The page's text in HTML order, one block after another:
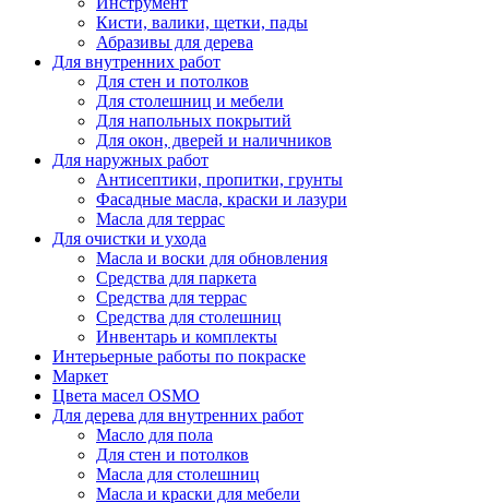
Кисти, валики, щетки, пады
Абразивы для дерева
Для внутренних работ
Для стен и потолков
Для столешниц и мебели
Для напольных покрытий
Для окон, дверей и наличников
Для наружных работ
Антисептики, пропитки, грунты
Фасадные масла, краски и лазури
Масла для террас
Для очистки и ухода
Масла и воски для обновления
Средства для паркета
Средства для террас
Средства для столешниц
Инвентарь и комплекты
Интерьерные работы по покраске
Маркет
Цвета масел OSMO
Для дерева для внутренних работ
Масло для пола
Для стен и потолков
Масла для столешниц
Масла и краски для мебели